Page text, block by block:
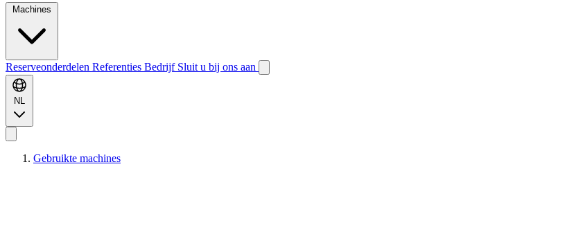
Machines
Reserveonderdelen Referenties Bedrijf Sluit u bij ons aan
NL
Gebruikte machines